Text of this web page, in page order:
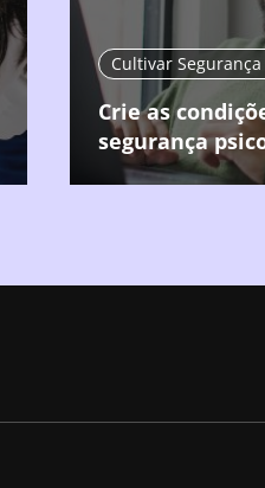
Cultivar Segurança
Crie as
segurança